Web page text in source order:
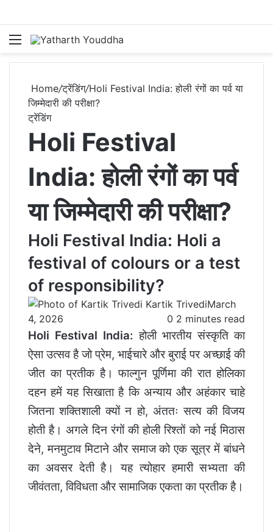
Menu
Home/ट्रेंडिंग/Holi Festival India: होली रंगों का पर्व या
जिम्मेदारी की परीक्षा?
ट्रेंडिंग
Holi Festival
India: होली रंगों का पर्व
या जिम्मेदारी की परीक्षा?
Holi Festival India: Holi a
festival of colours or a test
of responsibility?
Kartik TrivediMarch
4, 2026
0 2 minutes read
Holi Festival India: होली भारतीय संस्कृति का
ऐसा उत्सव है जो प्रेम, भाईचारे और बुराई पर अच्छाई की
जीत का प्रतीक है। फाल्गुन पूर्णिमा की रात होलिका
दहन हमें यह सिखाता है कि अन्याय और अहंकार चाहे
जितना शक्तिशाली क्यों न हो, अंततः सत्य की विजय
होती है। अगले दिन रंगों की होली रिश्तों को नई मिठास
देने, मनमुटाव मिटाने और समाज को एक सूत्र में बांधने
का अवसर देती है। यह त्योहार हमारी सभ्यता की
जीवंतता, विविधता और सामाजिक एकता का प्रतीक है।